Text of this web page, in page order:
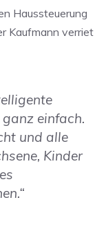
Haussteuerung
Kaufmann verriet
einfach.
und alle
Kinder